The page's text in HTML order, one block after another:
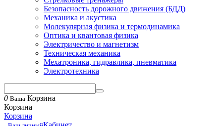
Безопасность дорожного движения (БДД)
Механика и акустика
Молекулярная физика и термодинамика
Оптика и квантовая физика
Электричество и магнетизм
Техническая механика
Мехатроника, гидравлика, пневматика
Электротехника
0 Ваша Корзина
Корзина
Корзина